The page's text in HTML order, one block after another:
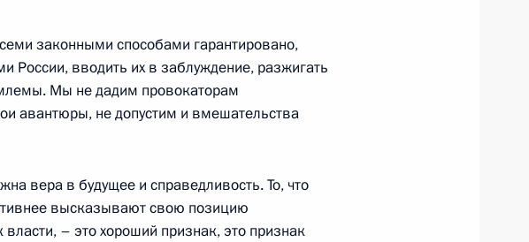
комитета
Горки
законными способами гарантировано,
России, вводить их в заблуждение, разжигать
Мы не дадим провокаторам
авантюры, не допустим и вмешательства
вера в будущее и справедливость. То, что
высказывают свою позицию
– это хороший признак, это признак